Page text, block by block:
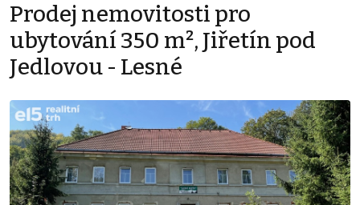
Prodej nemovitosti pro
ubytování 350 m², Jiřetín pod
Jedlovou - Lesné